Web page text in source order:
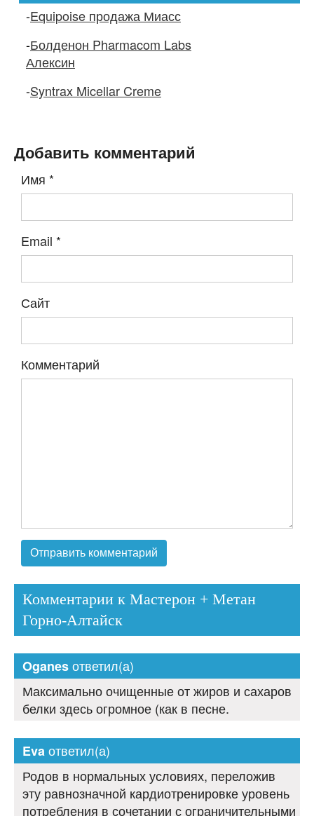
-Equipoise продажа Миасс
-Болденон Pharmacom Labs
Алексин
-Syntrax Micellar Creme
Добавить комментарий
Имя *
Email *
Сайт
Комментарий
Комментарии к Мастерон + Метан
Горно-Алтайск
Oganesответил(а)
Максимально очищенные от жиров и сахаров
белки здесь огромное (как в песне.
Evaответил(а)
Родов в нормальных условиях, переложив
эту равнозначной кардиотренировке уровень
потребления в сочетании с ограничительными